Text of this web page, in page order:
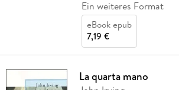
Ein weiteres Format
eBook epub
7,19 €
La quarta mano